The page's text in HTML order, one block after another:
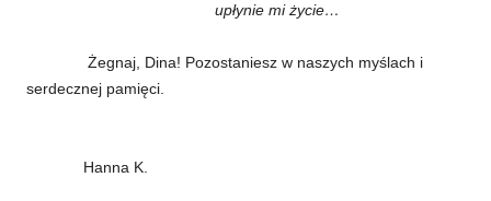
upłynie mi życie…
Żegnaj, Dina! Pozostaniesz w naszych myślach i
serdecznej pamięci.
Hanna K.